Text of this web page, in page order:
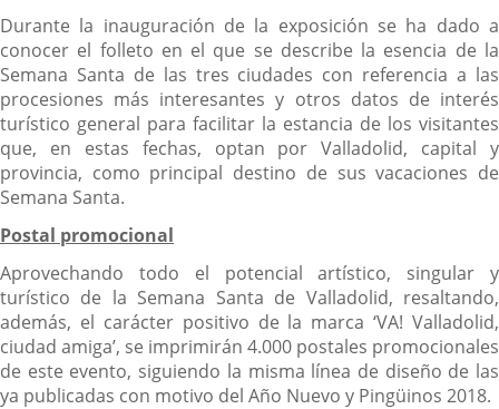
Durante la inauguración de la exposición se ha dado a
conocer el folleto en el que se describe la esencia de la
Semana Santa de las tres ciudades con referencia a las
procesiones más interesantes y otros datos de interés
turístico general para facilitar la estancia de los visitantes
que, en estas fechas, optan por Valladolid, capital y
provincia, como principal destino de sus vacaciones de
Semana Santa.
Postal promocional
Aprovechando todo el potencial artístico, singular y
turístico de la Semana Santa de Valladolid, resaltando,
además, el carácter positivo de la marca ‘VA! Valladolid,
ciudad amiga’, se imprimirán 4.000 postales promocionales
de este evento, siguiendo la misma línea de diseño de las
ya publicadas con motivo del Año Nuevo y Pingüinos 2018.